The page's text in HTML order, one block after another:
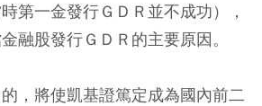
第一金發行ＧＤＲ並不成功），
融股發行ＧＤＲ的主要原因。
，將使凱基證篤定成為國內前二